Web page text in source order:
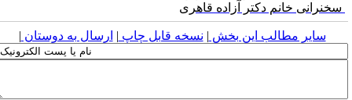
سخنرانی خانم دکتر آزاده قاهری
سایر مطالب این بخش | نسخه قابل چاپ| ارسال به دوستان|